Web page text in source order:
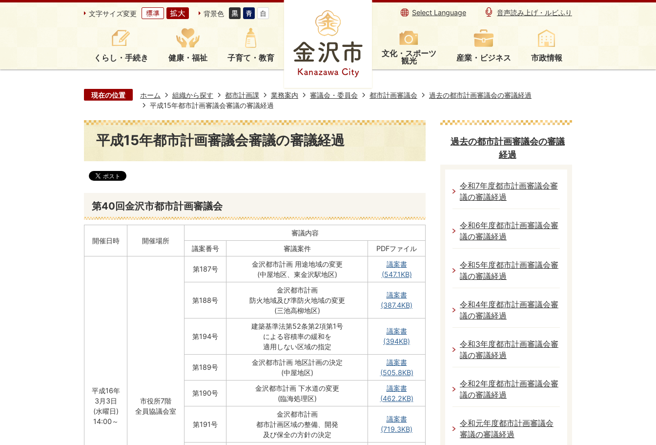
文字サイズ変更 背景色 Select Language 音声読み上げ・ルビふり
くらし・手続き 健康・福祉 子育て・教育 文化・スポーツ
観光 産業・ビジネス 市政情報
現在の位置 ホーム 組織から探す 都市計画課 業務案内 審議会・委員会 都市計画審議会
過去の都市計画審議会の審議経過
平成15年都市計画審議会審議の審議経過
平成15年都市計画審議会審議の審議経過
第40回金沢市都市計画審議会
開催日時 開催場所
審議内容
議案番号
審議案件 PDFファイル
平成16年
3月3日
(水曜日)
14:00～
市役所7階
全員協議会室
第187号
金沢都市計画 用途地域の変更
(中屋地区、東金沢駅地区)
議案書
(547.1KB)
第188号
金沢都市計画
防火地域及び準防火地域の変更
(三池高柳地区)
議案書
(387.4KB)
第194号
建築基準法第52条第2項第1号
による容積率の緩和を
適用しない区域の指定
議案書
(394KB)
第189号
金沢都市計画 地区計画の決定
(中屋地区)
議案書
(505.8KB)
第190号
金沢都市計画 下水道の変更
(臨海処理区)
議案書
(462.2KB)
第191号
金沢都市計画
都市計画区域の整備、開発
及び保全の方針の決定
議案書
(719.3KB)
過去の都市計画審議会の審議
経過
令和7年度都市計画審議会審
議の審議経過
令和6年度都市計画審議会審
議の審議経過
令和5年度都市計画審議会審
議の審議経過
令和4年度都市計画審議会審
議の審議経過
令和3年度都市計画審議会審
議の審議経過
令和2年度都市計画審議会審
議の審議経過
令和元年度都市計画審議会
審議の審議経過